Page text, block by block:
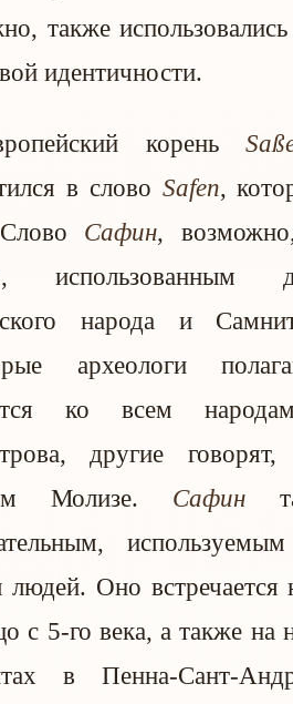
также
идентичности.
корень
в слово Safen,
Сафин,
использованным
народа и
археологи
ко всем народам
другие
Молизе. Сафин
людей. Оно встречается
с 5-го века, а также на
в Пенна-Сант-